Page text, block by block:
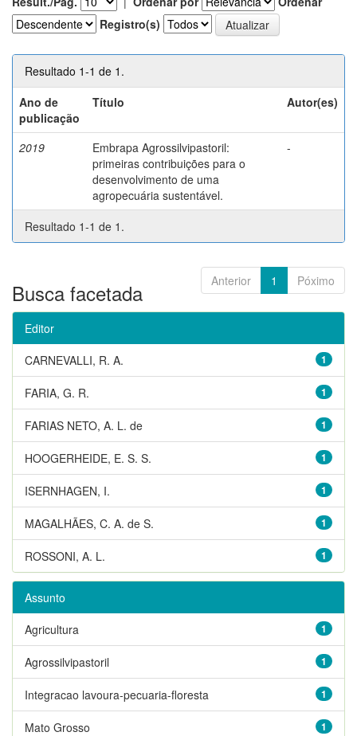
Registro(s)
Resultado 1-1 de 1.
Ano de
publicação
Título Autor(es)
2019
Embrapa Agrossilvipastoril:
primeiras contribuições para o
desenvolvimento de uma
agropecuária sustentável.
-
Resultado 1-1 de 1.
Anterior 1 Póximo
Busca facetada
Editor
1
CARNEVALLI, R. A.
1
FARIA, G. R.
1
FARIAS NETO, A. L. de
1
HOOGERHEIDE, E. S. S.
1
ISERNHAGEN, I.
1
MAGALHÃES, C. A. de S.
1
ROSSONI, A. L.
Assunto
1
Agricultura
1
Agrossilvipastoril
1
Integracao lavoura-pecuaria-floresta
1
Mato Grosso